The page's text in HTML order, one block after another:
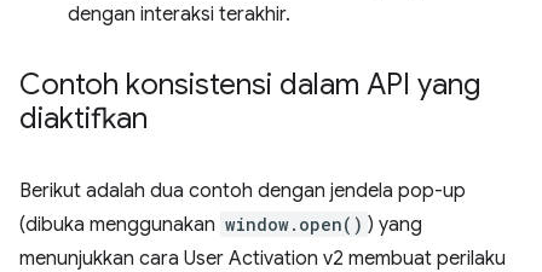
dengan interaksi terakhir.
Contoh konsistensi dalam API yang
diaktifkan
Berikut adalah dua contoh dengan jendela pop-up
(dibuka menggunakan window.open() ) yang
menunjukkan cara User Activation v2 membuat perilaku